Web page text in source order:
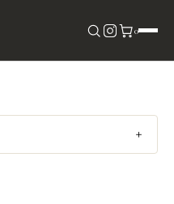
0
＋